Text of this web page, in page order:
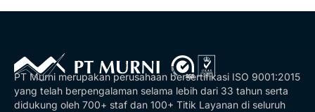
PT Murni merupakan perusahaan bersertifikasi ISO 9001:2015
yang telah berpengalaman selama lebih dari 33 tahun serta
didukung oleh 700+ staf dan 100+ Titik Layanan di seluruh